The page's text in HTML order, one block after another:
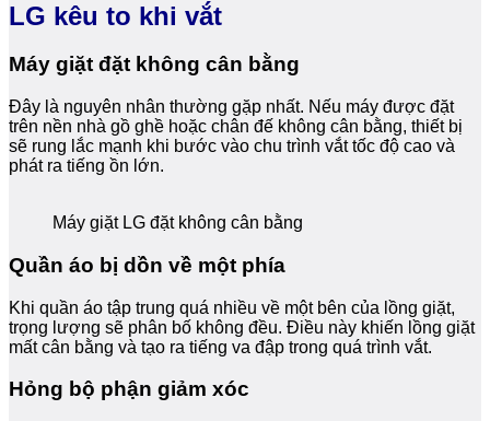
LG kêu to khi vắt
Máy giặt đặt không cân bằng
Đây là nguyên nhân thường gặp nhất. Nếu máy được đặt
trên nền nhà gồ ghề hoặc chân đế không cân bằng, thiết bị
sẽ rung lắc mạnh khi bước vào chu trình vắt tốc độ cao và
phát ra tiếng ồn lớn.
Máy giặt LG đặt không cân bằng
Quần áo bị dồn về một phía
Khi quần áo tập trung quá nhiều về một bên của lồng giặt,
trọng lượng sẽ phân bố không đều. Điều này khiến lồng giặt
mất cân bằng và tạo ra tiếng va đập trong quá trình vắt.
Hỏng bộ phận giảm xóc